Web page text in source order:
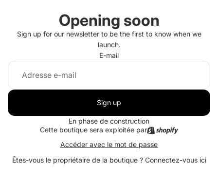
Opening soon
Sign up for our newsletter to be the first to know when we
launch.
E-mail
Sign up
En phase de construction
Cette boutique sera exploitée par
Accéder avec le mot de passe
Êtes-vous le propriétaire de la boutique ? Connectez-vous ici